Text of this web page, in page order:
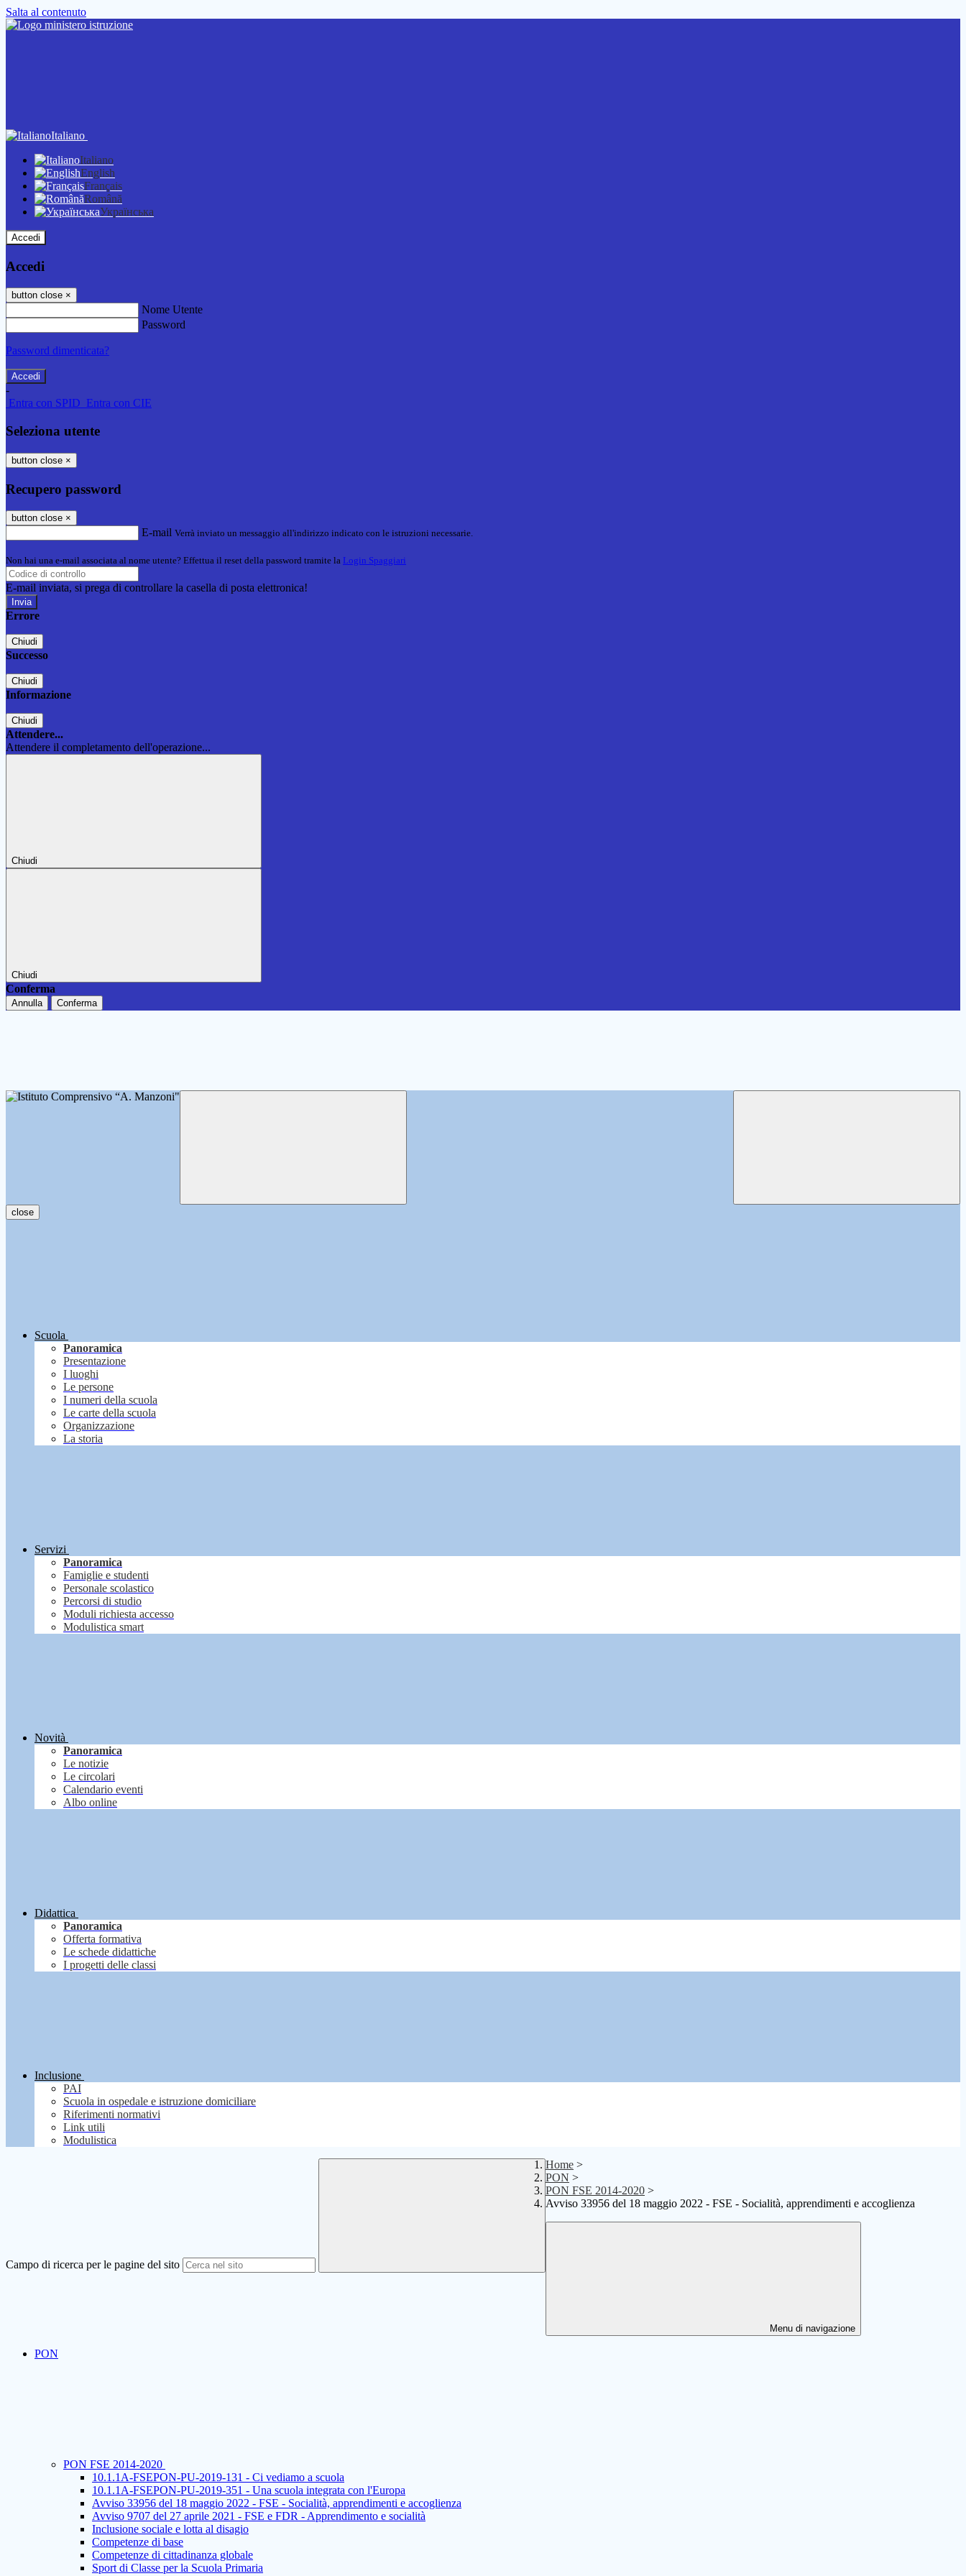
Salta al contenuto
Italiano
Italiano
English
Français
Română
Українська
Accedi
Accedi
button close ×
Nome Utente
Password
Password dimenticata?
-
Entra con SPID Entra con CIE
Seleziona utente
button close ×
Recupero password
button close ×
E-mail Verrà inviato un messaggio all'indirizzo indicato con le istruzioni necessarie.
Non hai una e-mail associata al nome utente? Effettua il reset della password tramite la Login Spaggiari
E-mail inviata, si prega di controllare la casella di posta elettronica!
Errore
Chiudi
Successo
Chiudi
Informazione
Chiudi
Attendere...
Attendere il completamento dell'operazione...
Chiudi
Chiudi
Conferma
Annulla Conferma
close
Scuola
Panoramica
Presentazione
I luoghi
Le persone
I numeri della scuola
Le carte della scuola
Organizzazione
La storia
Servizi
Panoramica
Famiglie e studenti
Personale scolastico
Percorsi di studio
Moduli richiesta accesso
Modulistica smart
Novità
Panoramica
Le notizie
Le circolari
Calendario eventi
Albo online
Didattica
Panoramica
Offerta formativa
Le schede didattiche
I progetti delle classi
Inclusione
PAI
Scuola in ospedale e istruzione domiciliare
Riferimenti normativi
Link utili
Modulistica
Campo di ricerca per le pagine del sito
Home >
PON >
PON FSE 2014-2020 >
Avviso 33956 del 18 maggio 2022 - FSE - Socialità, apprendimenti e accoglienza
Menu di navigazione
PON
PON FSE 2014-2020
10.1.1A-FSEPON-PU-2019-131 - Ci vediamo a scuola
10.1.1A-FSEPON-PU-2019-351 - Una scuola integrata con l'Europa
Avviso 33956 del 18 maggio 2022 - FSE - Socialità, apprendimenti e accoglienza
Avviso 9707 del 27 aprile 2021 - FSE e FDR - Apprendimento e socialità
Inclusione sociale e lotta al disagio
Competenze di base
Competenze di cittadinanza globale
Sport di Classe per la Scuola Primaria